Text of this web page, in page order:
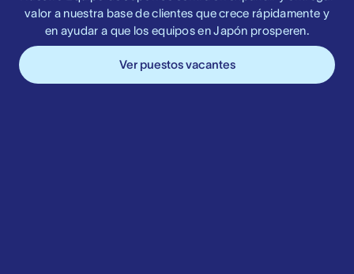
valor a nuestra base de clientes que crece rápidamente y
en ayudar a que los equipos en Japón prosperen.
Ver puestos vacantes